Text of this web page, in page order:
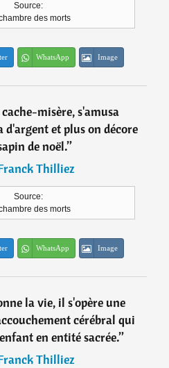
Source:
des morts
WhatsApp Image
misère, s'amusa
d'argent et plus on décore
de noël.”
Thilliez
Source:
des morts
WhatsApp Image
la vie, il s'opère une
cérébral qui
en entité sacrée.”
Thilliez